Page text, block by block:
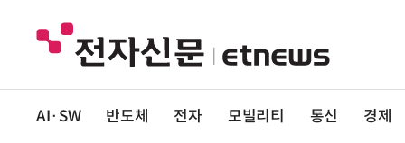
AI·SW 반도체 전자 모빌리티 통신 경제